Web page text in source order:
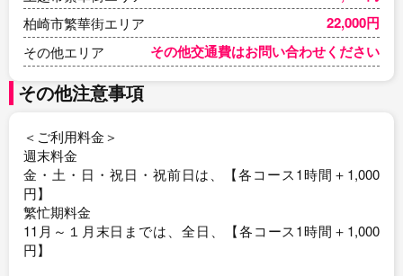
柏崎市繁華街エリア 22,000円
その他エリア その他交通費はお問い合わせください
その他注意事項
＜ご利用料金＞
週末料金
金・土・日・祝日・祝前日は、【各コース1時間＋1,000
円】
繁忙期料金
11月～１月末日までは、全日、【各コース1時間＋1,000
円】